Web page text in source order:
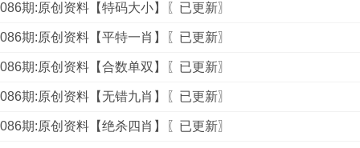
086期:原创资料【特码大小】〖已更新〗
086期:原创资料【平特一肖】〖已更新〗
086期:原创资料【合数单双】〖已更新〗
086期:原创资料【无错九肖】〖已更新〗
086期:原创资料【绝杀四肖】〖已更新〗